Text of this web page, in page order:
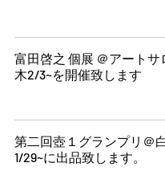
富田啓之 個展 ＠アートサ
木2/3~を開催致します
第二回壺１グランプリ＠
1/29~に出品致します。